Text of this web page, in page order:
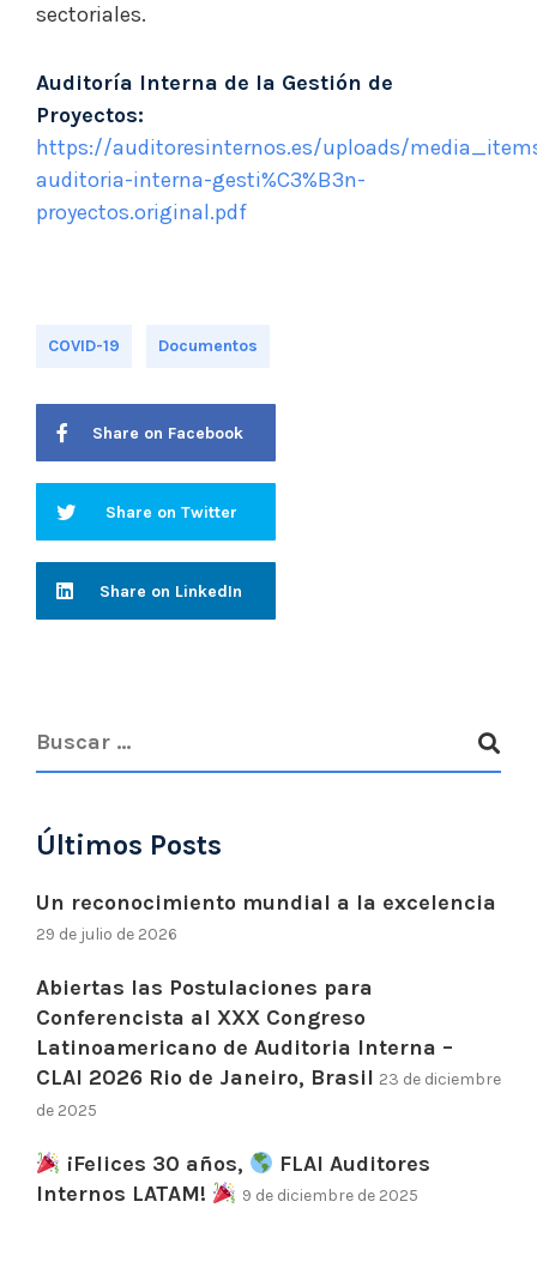
sectoriales.
Auditoría Interna de la Gestión de
Proyectos:
https://auditoresinternos.es/uploads/
auditoria-interna-gesti%C3%B3n-
proyectos.original.pdf
COVID-19 Documentos
Share on Facebook
Share on Twitter
Share on LinkedIn
Últimos Posts
Un reconocimiento mundial a la excelencia
29 de julio de 2026
Abiertas las Postulaciones para
Conferencista al XXX Congreso
Latinoamericano de Auditoria Interna –
CLAI 2026 Rio de Janeiro, Brasil 23 de diciembre
de 2025
¡Felices 30 años,
FLAI Auditores
Internos LATAM!
9 de diciembre de 2025